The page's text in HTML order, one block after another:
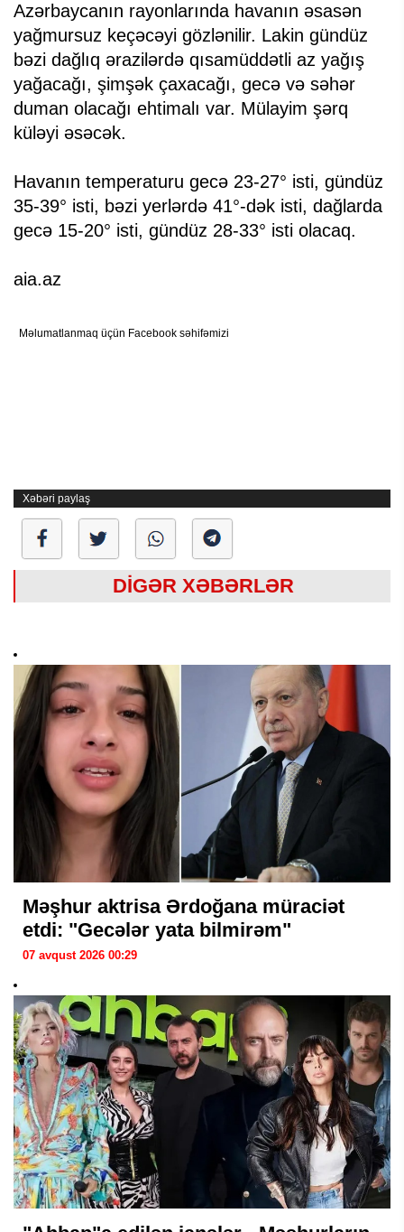
Azərbaycanın rayonlarında havanın əsasən
yağmursuz keçəcəyi gözlənilir. Lakin gündüz
bəzi dağlıq ərazilərdə qısamüddətli az yağış
yağacağı, şimşək çaxacağı, gecə və səhər
duman olacağı ehtimalı var. Mülayim şərq
küləyi əsəcək.
Havanın temperaturu gecə 23-27° isti, gündüz
35-39° isti, bəzi yerlərdə 41°-dək isti, dağlarda
gecə 15-20° isti, gündüz 28-33° isti olacaq.
aia.az
Məlumatlanmaq üçün Facebook səhifəmizi
Xəbəri paylaş
DİGƏR XƏBƏRLƏR
Məşhur aktrisa Ərdoğana müraciət
etdi: "Gecələr yata bilmirəm"
07 avqust 2026 00:29